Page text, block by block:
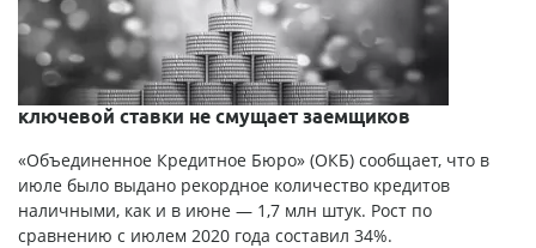
ключевой ставки не смущает заемщиков
«Объединенное Кредитное Бюро» (ОКБ) сообщает, что в
июле было выдано рекордное количество кредитов
наличными, как и в июне — 1,7 млн штук. Рост по
сравнению с июлем 2020 года составил 34%.